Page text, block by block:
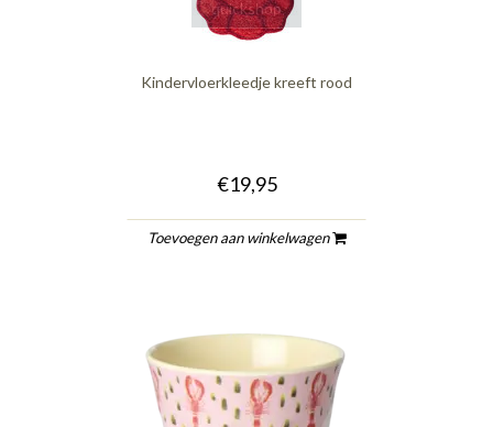
quickshop
Kindervloerkleedje kreeft rood
€19,95
Toevoegen aan winkelwagen